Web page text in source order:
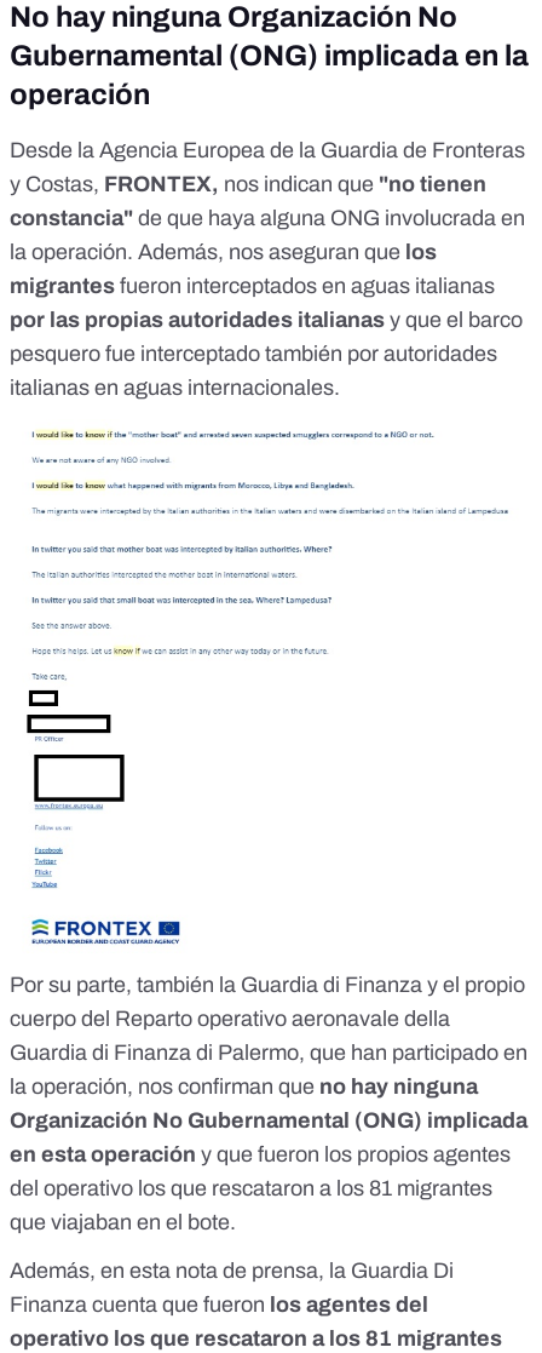
No hay ninguna Organización No
Gubernamental (ONG) implicada en la
operación
Desde la Agencia Europea de la Guardia de Fronteras
y Costas, FRONTEX, nos indican que "no tienen
constancia" de que haya alguna ONG involucrada en
la operación. Además, nos aseguran que los
migrantes fueron interceptados en aguas italianas
por las propias autoridades italianas y que el barco
pesquero fue interceptado también por autoridades
italianas en aguas internacionales.
Por su parte, también la Guardia di Finanza y el propio
cuerpo del Reparto operativo aeronavale della
Guardia di Finanza di Palermo, que han participado en
la operación, nos confirman que no hay ninguna
Organización No Gubernamental (ONG) implicada
en esta operación y que fueron los propios agentes
del operativo los que rescataron a los 81 migrantes
que viajaban en el bote.
Además, en esta nota de prensa, la Guardia Di
Finanza cuenta que fueron los agentes del
operativo los que rescataron a los 81 migrantes